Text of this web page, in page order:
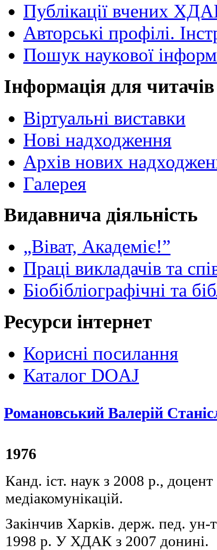
Публікації вчених
Авторські профілі.
Пошук наукової
Інформація для читачів
Віртуальні виставки
Нові надходження
Архів нових
Галерея
Видавнича діяльність
„Віват, Академіє!”
Праці викладачів та
Біобібліографічні та
Ресурси інтернет
Корисні посилання
Каталог DOAJ
Романовський Валерій
1976
Канд. іст. наук з 2008 р., доцент
медіакомунікацій.
Закінчив Харків. держ. пед.
1998 р. У ХДАК з 2007 донині.